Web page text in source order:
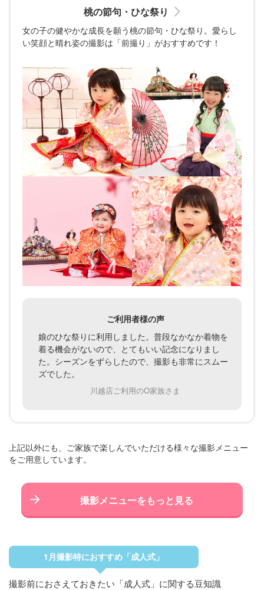
桃の節句・ひな祭り
女の子の健やかな成長を願う桃の節句・ひな祭り。愛らし
い笑顔と晴れ姿の撮影は「前撮り」がおすすめです！
ご利用者様の声
娘のひな祭りに利用しました。普段なかなか着物を
着る機会がないので、とてもいい記念になりまし
た。シーズンをずらしたので、撮影も非常にスムー
ズでした。
川越店ご利用のO家族さま
上記以外にも、ご家族で楽しんでいただける様々な撮影メニュー
をご用意しています。
撮影メニューをもっと見る
1月撮影特におすすめ「成人式」
撮影前におさえておきたい「成人式」に関する豆知識